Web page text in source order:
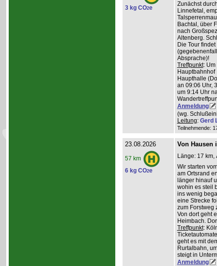
3 kg CO2e
Zunächst
Linnefetal,
Bachtal, über
nach
Altenberg.
Die Tour
Absprache)!
Treffpunkt: Um
Hauptbahnhof
Haupthalle
an 09:06 Uhr,
um 9:14 Uhr
Anmeldung
(wg.
Leitung: Gerd
Teilnehmende:
23.08.2026
57 km
6 kg CO2e
Von Hausen
Länge: 17 km,
Wir starten
am Ortsrand
länger hinauf
wohin es steil
ins wenig
eine Strecke
zum Forstweg
Von dort geht
Heimbach.
Treffpunkt:
geht es mit
Rurtalbahn,
steigt in
Anmeldung